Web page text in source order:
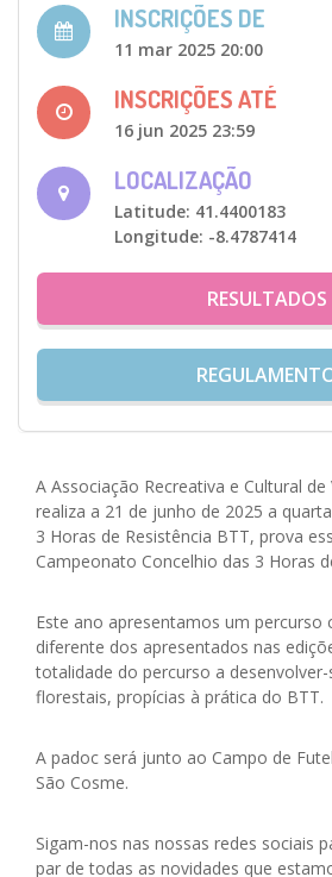
INSCRIÇÕES DE
11 mar 2025 20:00
INSCRIÇÕES ATÉ
16 jun 2025 23:59
LOCALIZAÇÃO
Latitude: 41.4400183
Longitude: -8.4787414
RESULTADOS
A Associação Recreativa e Cultural de
realiza a 21 de junho de 2025 a
3 Horas de Resistência BTT, prova
Campeonato Concelhio das 3 Horas
Este ano apresentamos um percurso
diferente dos apresentados nas
totalidade do percurso a
florestais, propícias à prática do BTT.
A padoc será junto ao Campo de
São Cosme.
Sigam-nos nas nossas redes sociais
par de todas as novidades que